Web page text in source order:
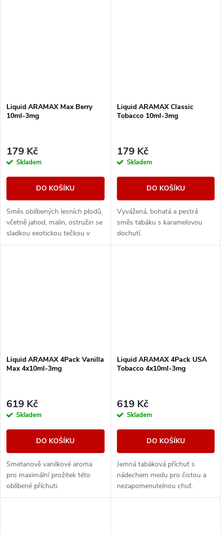
Liquid ARAMAX Max Berry
10ml-3mg
179 Kč
Skladem
DO KOŠÍKU
Směs oblíbených lesních plodů,
včetně jahod, malin, ostružin se
sladkou exotickou tečkou v
podobě manga.
Liquid ARAMAX Classic
Tobacco 10ml-3mg
179 Kč
Skladem
DO KOŠÍKU
Vyvážená, bohatá a pestrá
směs tabáku s karamelovou
dochutí.
Liquid ARAMAX 4Pack Vanilla
Max 4x10ml-3mg
619 Kč
Skladem
DO KOŠÍKU
Smetanově vanilkové aroma
pro maximální prožitek této
oblíbené příchuti.
Liquid ARAMAX 4Pack USA
Tobacco 4x10ml-3mg
619 Kč
Skladem
DO KOŠÍKU
Jemná tabáková příchuť s
nádechem medu pro čistou a
nezapomenutelnou chuť.